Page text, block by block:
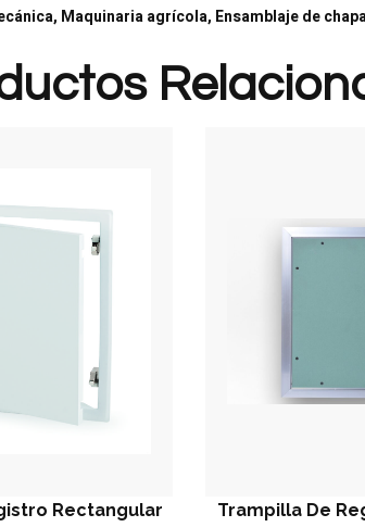
Maquinaria agrícola, Ensamblaje de
Trampilla De Registro 15